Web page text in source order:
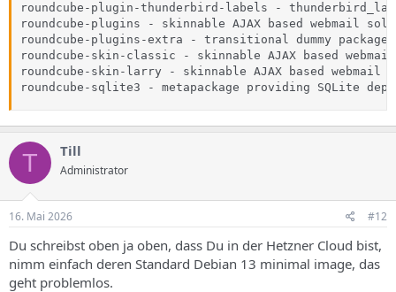
roundcube-plugin-thunderbird-labels -
roundcube-plugins - skinnable AJAX based webmail
roundcube-plugins-extra - transitional dummy
roundcube-skin-classic - skinnable AJAX based
roundcube-skin-larry - skinnable AJAX based
roundcube-sqlite3 - metapackage providing SQLite
T Till
Administrator
16. Mai 2026 #12
Du schreibst oben ja oben, dass Du in der Hetzner Cloud bist,
nimm einfach deren Standard Debian 13 minimal image, das
geht problemlos.